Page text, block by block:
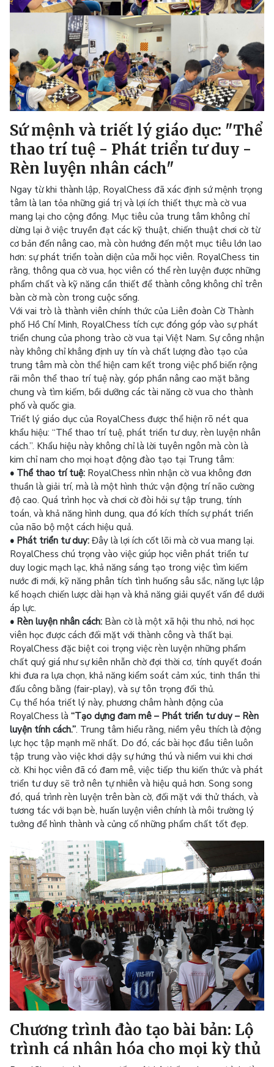
Sứ mệnh và triết lý giáo dục: "Thể
thao trí tuệ - Phát triển tư duy -
Rèn luyện nhân cách"
Ngay từ khi thành lập, RoyalChess đã xác định sứ mệnh trọng
tâm là lan tỏa những giá trị và lợi ích thiết thực mà cờ vua
mang lại cho cộng đồng. Mục tiêu của trung tâm không chỉ
dừng lại ở việc truyền đạt các kỹ thuật, chiến thuật chơi cờ từ
cơ bản đến nâng cao, mà còn hướng đến một mục tiêu lớn lao
hơn: sự phát triển toàn diện của mỗi học viên. RoyalChess tin
rằng, thông qua cờ vua, học viên có thể rèn luyện được những
phẩm chất và kỹ năng cần thiết để thành công không chỉ trên
bàn cờ mà còn trong cuộc sống.
Với vai trò là thành viên chính thức của Liên đoàn Cờ Thành
phố Hồ Chí Minh, RoyalChess tích cực đóng góp vào sự phát
triển chung của phong trào cờ vua tại Việt Nam. Sự công nhận
này không chỉ khẳng định uy tín và chất lượng đào tạo của
trung tâm mà còn thể hiện cam kết trong việc phổ biến rộng
rãi môn thể thao trí tuệ này, góp phần nâng cao mặt bằng
chung và tìm kiếm, bồi dưỡng các tài năng cờ vua cho thành
phố và quốc gia.
Triết lý giáo dục của RoyalChess được thể hiện rõ nét qua
khẩu hiệu: “Thể thao trí tuệ, phát triển tư duy, rèn luyện nhân
cách.”. Khẩu hiệu này không chỉ là lời tuyên ngôn mà còn là
kim chỉ nam cho mọi hoạt động đào tạo tại Trung tâm:
• Thể thao trí tuệ: RoyalChess nhìn nhận cờ vua không đơn
thuần là giải trí, mà là một hình thức vận động trí não cường
độ cao. Quá trình học và chơi cờ đòi hỏi sự tập trung, tính
toán, và khả năng hình dung, qua đó kích thích sự phát triển
của não bộ một cách hiệu quả.
• Phát triển tư duy: Đây là lợi ích cốt lõi mà cờ vua mang lại.
RoyalChess chú trọng vào việc giúp học viên phát triển tư
duy logic mạch lạc, khả năng sáng tạo trong việc tìm kiếm
nước đi mới, kỹ năng phân tích tình huống sâu sắc, năng lực lập
kế hoạch chiến lược dài hạn và khả năng giải quyết vấn đề dưới
áp lực.
• Rèn luyện nhân cách: Bàn cờ là một xã hội thu nhỏ, nơi học
viên học được cách đối mặt với thành công và thất bại.
RoyalChess đặc biệt coi trọng việc rèn luyện những phẩm
chất quý giá như sự kiên nhẫn chờ đợi thời cơ, tính quyết đoán
khi đưa ra lựa chọn, khả năng kiểm soát cảm xúc, tinh thần thi
đấu công bằng (fair-play), và sự tôn trọng đối thủ.
Cụ thể hóa triết lý này, phương châm hành động của
RoyalChess là “Tạo dựng đam mê – Phát triển tư duy – Rèn
luyện tính cách.”. Trung tâm hiểu rằng, niềm yêu thích là động
lực học tập mạnh mẽ nhất. Do đó, các bài học đầu tiên luôn
tập trung vào việc khơi dậy sự hứng thú và niềm vui khi chơi
cờ. Khi học viên đã có đam mê, việc tiếp thu kiến thức và phát
triển tư duy sẽ trở nên tự nhiên và hiệu quả hơn. Song song
đó, quá trình rèn luyện trên bàn cờ, đối mặt với thử thách, và
tương tác với bạn bè, huấn luyện viên chính là môi trường lý
tưởng để hình thành và củng cố những phẩm chất tốt đẹp.
Chương trình đào tạo bài bản: Lộ
trình cá nhân hóa cho mọi kỳ thủ